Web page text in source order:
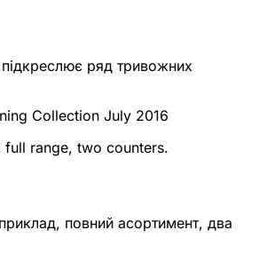
підкреслює ряд тривожних
Collection July 2016
full range, two counters.
повний асортимент, два